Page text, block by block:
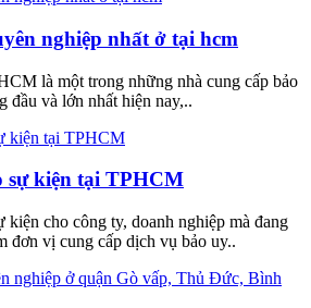
nghiệp nhất ở tại hcm
là một trong những nhà cung cấp bảo
đầu và lớn nhất hiện nay,..
sự kiện tại TPHCM
kiện cho công ty, doanh nghiệp mà đang
đơn vị cung cấp dịch vụ bảo uy..